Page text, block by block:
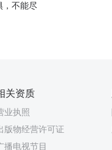
，不能尽
关资质
业执照
版物经营许可证
播电视节目